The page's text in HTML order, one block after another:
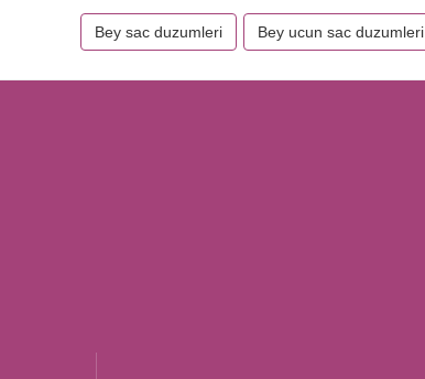
Bey sac duzumleri Bey ucun sac duzumleri